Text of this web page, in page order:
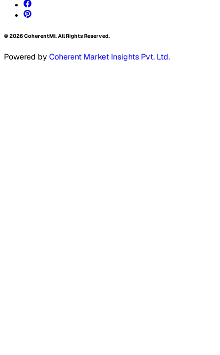
©2026CoherentMI. All Rights Reserved.
Powered by Coherent Market Insights Pvt. Ltd.